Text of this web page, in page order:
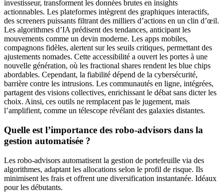
investisseur, transforment les données brutes en insights
actionnables. Les plateformes intègrent des graphiques interactifs,
des screeners puissants filtrant des milliers d’actions en un clin d’œil.
Les algorithmes d’IA prédisent des tendances, anticipant les
mouvements comme un devin moderne. Les apps mobiles,
compagnons fidèles, alertent sur les seuils critiques, permettant des
ajustements nomades. Cette accessibilité a ouvert les portes à une
nouvelle génération, où les fractional shares rendent les blue chips
abordables. Cependant, la fiabilité dépend de la cybersécurité,
barrière contre les intrusions. Les communautés en ligne, intégrées,
partagent des visions collectives, enrichissant le débat sans dicter les
choix. Ainsi, ces outils ne remplacent pas le jugement, mais
l’amplifient, comme un télescope révélant des galaxies distantes.
Quelle est l’importance des robo-advisors dans la
gestion automatisée ?
Les robo-advisors automatisent la gestion de portefeuille via des
algorithmes, adaptant les allocations selon le profil de risque. Ils
minimisent les frais et offrent une diversification instantanée. Idéaux
pour les débutants.